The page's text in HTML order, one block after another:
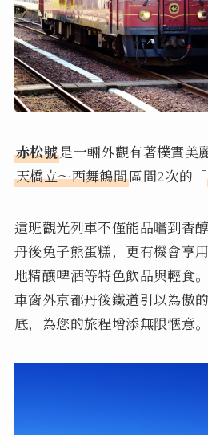
赤松號是一輛外觀有著樸實美
天橋立～西舞鶴間區間2次的「
這班觀光列車不僅能品嚐到香
丹後兔子熊蛋糕，更有機會享
地精釀啤酒等特色飲品與輕食
車窗外京都丹後鐵道引以為傲
底，為您的旅程增添無限愜意。